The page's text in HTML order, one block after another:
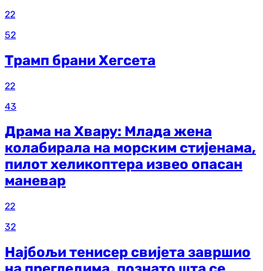
22
52
Трамп брани Хегсета
22
43
Драма на Хвару: Млада жена
колабирала на морским стијенама,
пилот хеликоптера извео опасан
маневар
22
32
Најбољи тенисер свијета завршио